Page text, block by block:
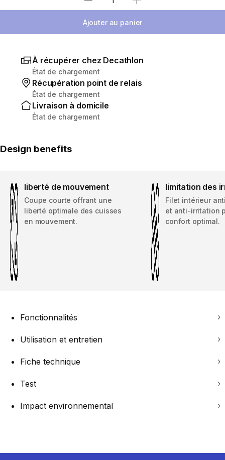
Sélectionnez la quantité
Ajouter au panier
À récupérer chez Decathlon
État de chargement
Récupération point de relais
État de chargement
Livraison à domicile
État de chargement
Design benefits
liberté de mouvement
Coupe courte offrant une
liberté optimale des cuisses
en mouvement.
limitation des
Filet intérieur
et anti-irritation
confort optimal.
Fonctionnalités
Utilisation et entretien
Fiche technique
Test
Impact environnemental